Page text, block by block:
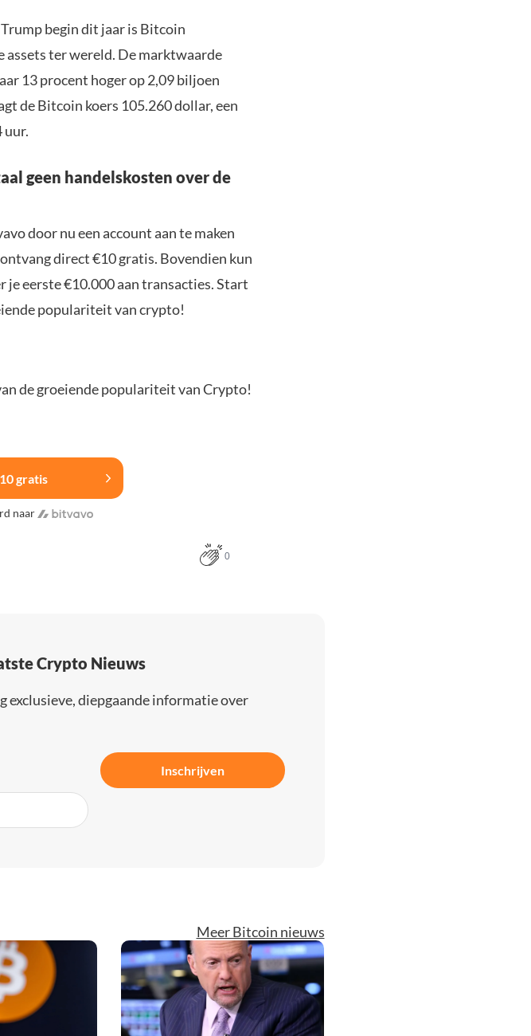
begin dit jaar is Bitcoin
assets ter wereld. De marktwaarde
13 procent hoger op 2,09 biljoen
de Bitcoin koers 105.260 dollar, een
uur.
geen handelskosten over de
door nu een account aan te maken
direct €10 gratis. Bovendien kun
je eerste €10.000 aan transacties. Start
populariteit van crypto!
de groeiende populariteit van Crypto!
gratis
naar
0
Crypto Nieuws
exclusieve, diepgaande informatie over
Inschrijven
Meer Bitcoin nieuws